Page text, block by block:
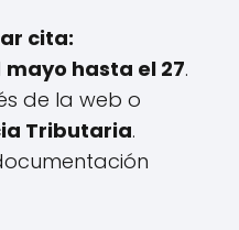
cita:
mayo hasta el 27.
de la web o
Tributaria.